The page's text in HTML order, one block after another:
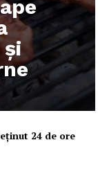
și
24 de ore